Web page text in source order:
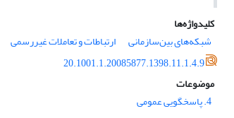
کلیدواژه‌ها
شبکه‌های بین‌سازمانی
ارتباطات و تعاملات غیررسمی
20.1001.1.20085877.1398.11.1.4.9
موضوعات
4. پاسخگویی عمومی